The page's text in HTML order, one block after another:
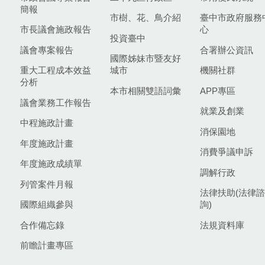
簡報
市長議會施政報告
議會專案報告
重大工程成本效益
分析
議會業務工作報告
中程施政計畫
年度施政計畫
年度施政成績單
列管案件月報
國際組織參與
合作備忘錄
前瞻計畫專區
市樹、花、鳥介紹
投資臺中
國際姊妹市暨友好
城市
本市相關雙語詞彙
臺中市政府服務
心
合署辦公資訊
機關社群
APP專區
就業及創業
消保園地
消費爭議申訴
調解行政
法律扶助(法律諮
詢)
法規資料庫